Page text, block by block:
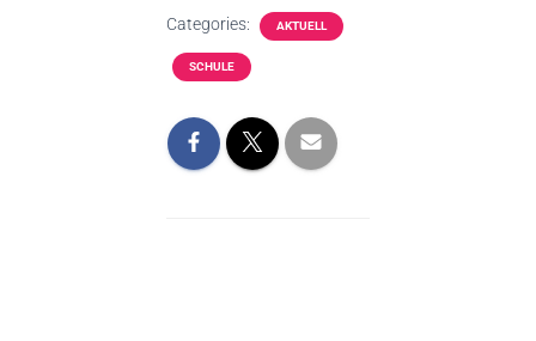
Categories: AKTUELL
SCHULE